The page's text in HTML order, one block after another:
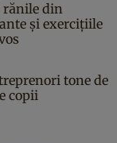
rănile din
și exercițiile
tone de
copii